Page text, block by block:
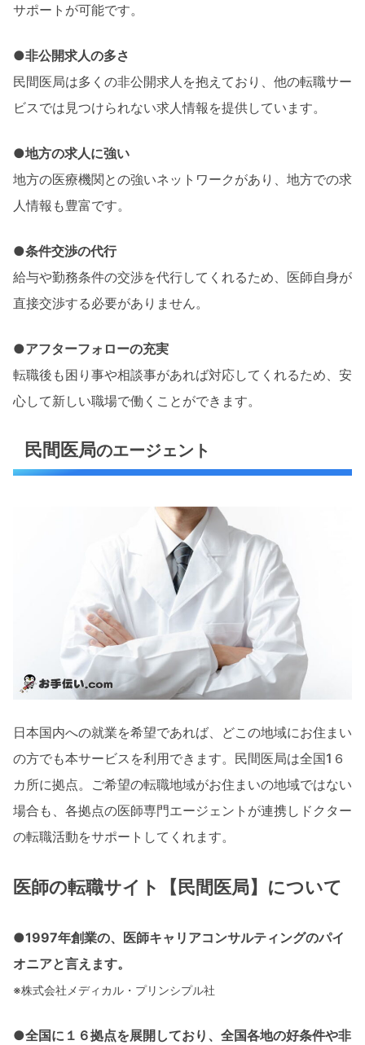
サポートが可能です。
●非公開求人の多さ
民間医局は多くの非公開求人を抱えており、他の転職サー
ビスでは見つけられない求人情報を提供しています。
●地方の求人に強い
地方の医療機関との強いネットワークがあり、地方での求
人情報も豊富です。
●条件交渉の代行
給与や勤務条件の交渉を代行してくれるため、医師自身が
直接交渉する必要がありません。
●アフターフォローの充実
転職後も困り事や相談事があれば対応してくれるため、安
心して新しい職場で働くことができます。
民間医局のエージェント
日本国内への就業を希望であれば、どこの地域にお住まい
の方でも本サービスを利用できます。民間医局は全国1６
カ所に拠点。ご希望の転職地域がお住まいの地域ではない
場合も、各拠点の医師専門エージェントが連携しドクター
の転職活動をサポートしてくれます。
医師の転職サイト【民間医局】について
●1997年創業の、医師キャリアコンサルティングのパイ
オニアと言えます。
※株式会社メディカル・プリンシプル社
●全国に１６拠点を展開しており、全国各地の好条件や非